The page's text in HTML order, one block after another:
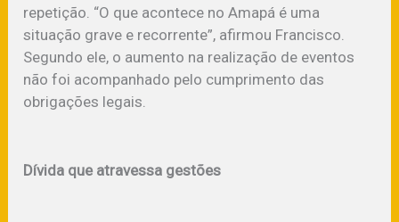
repetição. “O que acontece no Amapá é uma
situação grave e recorrente”, afirmou Francisco.
Segundo ele, o aumento na realização de eventos
não foi acompanhado pelo cumprimento das
obrigações legais.
Dívida que atravessa gestões